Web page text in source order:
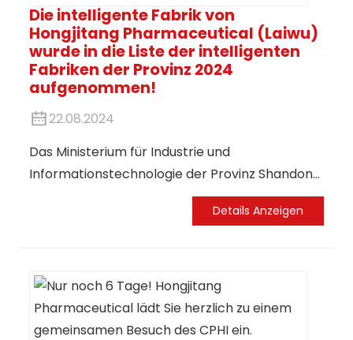
eingeladen.
Die intelligente Fabrik von
Hongjitang Pharmaceutical (Laiwu)
wurde in die Liste der intelligenten
Fabriken der Provinz 2024
aufgenommen!
22.08.2024
Das Ministerium für Industrie und
Informationstechnologie der Provinz Shandong
gab kürzlich die Liste der Anbieter für
intelligente Fabriken, digitale Werkstätten,
2024 bekannt. Die intelligente Fabrik von
Hongjitang Pharmaceutical (Laiwu) wurde mit
ihrer fortschrittlichen intelligenten
Details Anzeigen